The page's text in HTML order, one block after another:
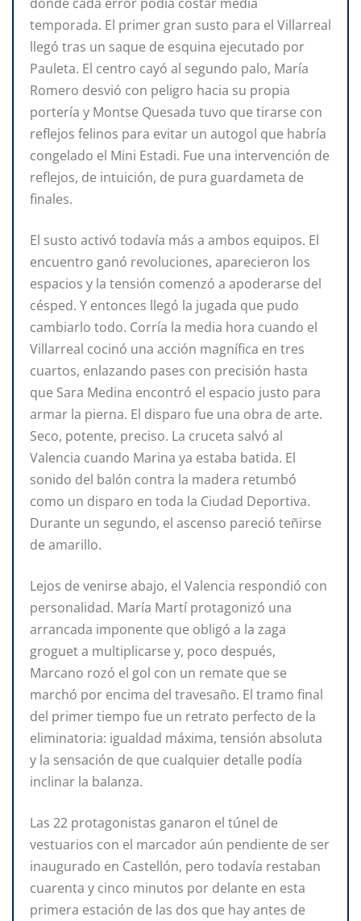
temporada. El primer gran susto para el Villarreal
llegó tras un saque de esquina ejecutado por
Pauleta. El centro cayó al segundo palo, María
Romero desvió con peligro hacia su propia
portería y Montse Quesada tuvo que tirarse con
reflejos felinos para evitar un autogol que habría
congelado el Mini Estadi. Fue una intervención de
reflejos, de intuición, de pura guardameta de
finales.
El susto activó todavía más a ambos equipos. El
encuentro ganó revoluciones, aparecieron los
espacios y la tensión comenzó a apoderarse del
césped. Y entonces llegó la jugada que pudo
cambiarlo todo. Corría la media hora cuando el
Villarreal cocinó una acción magnífica en tres
cuartos, enlazando pases con precisión hasta
que Sara Medina encontró el espacio justo para
armar la pierna. El disparo fue una obra de arte.
Seco, potente, preciso. La cruceta salvó al
Valencia cuando Marina ya estaba batida. El
sonido del balón contra la madera retumbó
como un disparo en toda la Ciudad Deportiva.
Durante un segundo, el ascenso pareció teñirse
de amarillo.
Lejos de venirse abajo, el Valencia respondió con
personalidad. María Martí protagonizó una
arrancada imponente que obligó a la zaga
groguet a multiplicarse y, poco después,
Marcano rozó el gol con un remate que se
marchó por encima del travesaño. El tramo final
del primer tiempo fue un retrato perfecto de la
eliminatoria: igualdad máxima, tensión absoluta
y la sensación de que cualquier detalle podía
inclinar la balanza.
Las 22 protagonistas ganaron el túnel de
vestuarios con el marcador aún pendiente de ser
inaugurado en Castellón, pero todavía restaban
cuarenta y cinco minutos por delante en esta
primera estación de las dos que hay antes de